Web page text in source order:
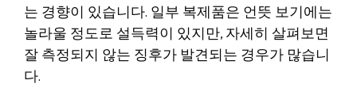
는 경향이 있습니다. 일부 복제품은 언뜻 보기에는
놀라울 정도로 설득력이 있지만, 자세히 살펴보면
잘 측정되지 않는 징후가 발견되는 경우가 많습니
다.